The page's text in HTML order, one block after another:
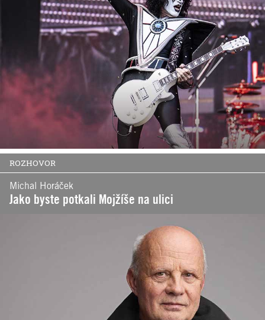
ROZHOVOR
Michal Horáček
Jako byste potkali Mojžíše na ulici